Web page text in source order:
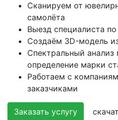
Сканируем от
самолёта
Выезд специалиста
Создаём 3D-модель
Спектральный анализ
определение марки
Работаем с
заказчиками
Заказать услугу